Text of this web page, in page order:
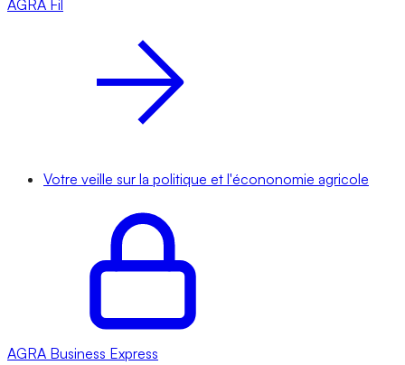
AGRA Fil
Votre veille sur la politique et l'écononomie agricole
AGRA Business Express